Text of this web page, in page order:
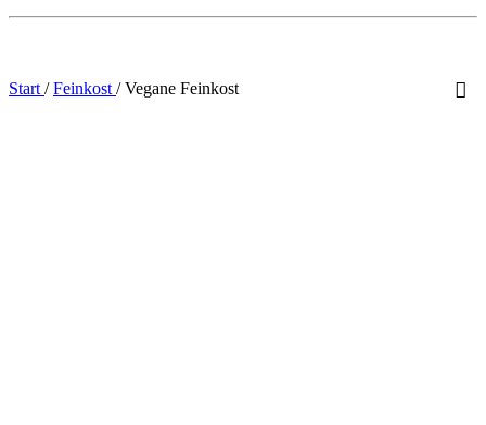
Start / Feinkost / Vegane Feinkost